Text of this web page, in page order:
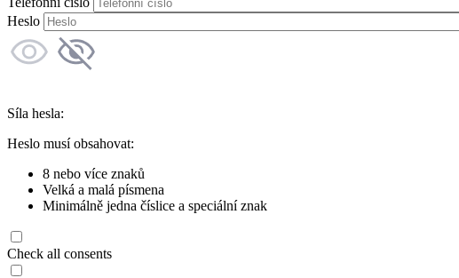
Heslo
Síla hesla:
Heslo musí obsahovat:
8 nebo více znaků
Velká a malá písmena
Minimálně jedna číslice a speciální znak
Check all consents